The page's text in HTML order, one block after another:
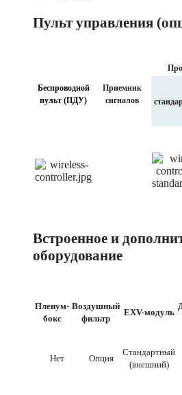
Пульт управления
Беспроводной
пульт (ПДУ)
Приемник
сигналов
Встроенное и
оборудование
Пленум-
бокс
Воздушный
фильтр
EXV-модуль
Нет Опция
Стандартный
(внешний)